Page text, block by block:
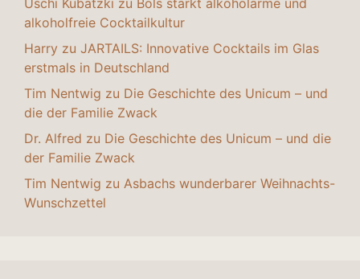
Uschi Kubatzki zu Bols stärkt alkoholarme und
alkoholfreie Cocktailkultur
Harry zu JARTAILS: Innovative Cocktails im Glas
erstmals in Deutschland
Tim Nentwig zu Die Geschichte des Unicum – und
die der Familie Zwack
Dr. Alfred zu Die Geschichte des Unicum – und die
der Familie Zwack
Tim Nentwig zu Asbachs wunderbarer Weihnachts-
Wunschzettel